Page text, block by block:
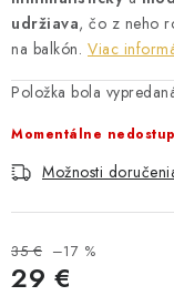
udržiava, čo z neho
na balkón. Viac
Položka bola
Momentálne
Možnosti
35 € –17 %
29 €